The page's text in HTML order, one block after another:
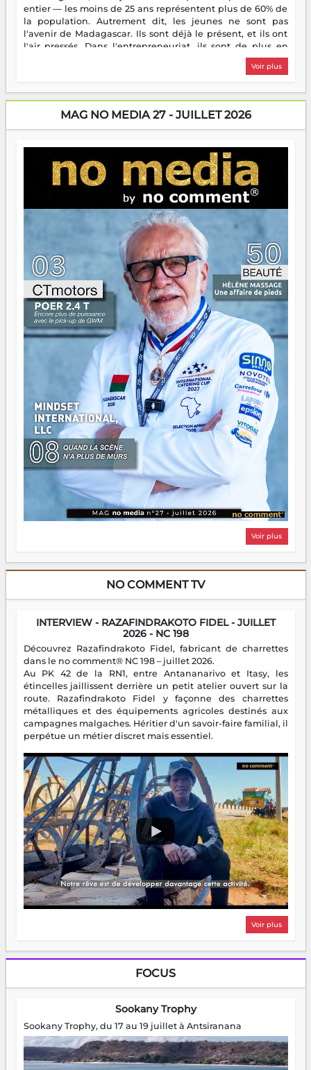
entier — les moins de 25 ans représentent plus de 60% de
la population. Autrement dit, les jeunes ne sont pas
l'avenir de Madagascar. Ils sont déjà le présent, et ils ont
l'air pressés. Dans l'entrepreneuriat, ils sont de plus en
plus nombreux à se lancer, à créer, à risquer — souvent
sans filet, souvent sans aide, mais toujours avec cette
dorment vraiment la nuit. En culture, les nouvelles sont
encore meilleures. Aina Rasamoelina vient de décrocher le
Prix RFI Instrumental Afrique. Miangaly Elia rafle le Prix
jeunes qui tiennent la torche. Alors oui, on pourrait
s'arrêter là, applaudir et rentrer chez soi satisfait. Mais ce
serait passer à côté d'une chose essentielle. La fougue, ça
brûle fort — et parfois, ça brûle vite. Une flamme sans
direction peut éclairer autant qu'elle peut consumer. C'est
là que les aînés entrent en scène — pas pour reprendre le
gouvernail, mais pour montrer où sont les récifs. Les jeunes
ont la force, les vieux ont l'expérience, comme on dit. Ce
n'est pas un combat de générations — c'est une question
d'équipage. Partagez vos réussites, mais aussi vos échecs.
Surtout vos échecs, d'ailleurs — ils enseignent mieux que
n'importe quel manuel. À Madagascar, la barque avance.
Il faut juste s'assurer que tout le monde rame dans le
même sens.
Voir plus
MAG NO MEDIA 27 - JUILLET 2026
Voir plus
NO COMMENT TV
INTERVIEW - RAZAFINDRAKOTO FIDEL - JUILLET
2026 - NC 198
Découvrez Razafindrakoto Fidel, fabricant de charrettes
dans le no comment® NC 198 – juillet 2026.
Au PK 42 de la RN1, entre Antananarivo et Itasy, les
étincelles jaillissent derrière un petit atelier ouvert sur la
route. Razafindrakoto Fidel y façonne des charrettes
métalliques et des équipements agricoles destinés aux
campagnes malgaches. Héritier d'un savoir-faire familial, il
perpétue un métier discret mais essentiel.
Voir plus
FOCUS
Sookany Trophy
Sookany Trophy, du 17 au 19 juillet à Antsiranana